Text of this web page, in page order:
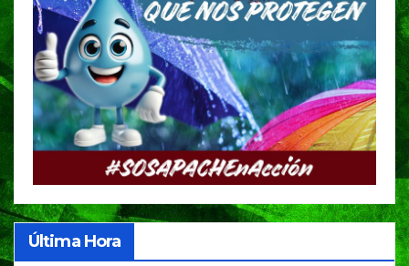
Última Hora